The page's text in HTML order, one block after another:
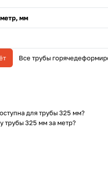
мм
Все трубы
для трубы 325 мм?
трубы 325 мм за метр?